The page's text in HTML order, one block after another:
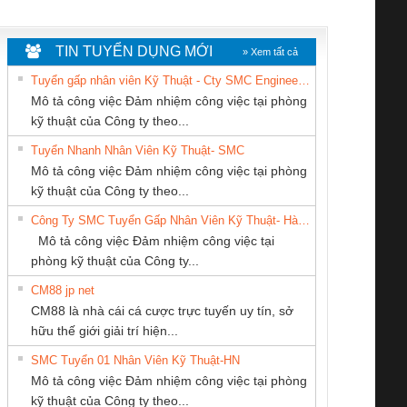
Le An Toàn
Contact
– PSR-
SCP-
FSP/2X1/1X2
sát chuỗi
tấm pin
16I+
(2502520000)
Bộ giám sát chuỗi
tấm pin
TRANSCLINIC 16I+
1K5 L (2433950000)
Bộ giám sát dòng
TRANSCLINIC 16I+
(2008130000)
Bộ chỉnh lưu nguồn
điện TRANSCLINIC
BKE 1K5.4
(7791400879)2. Giá
Nẹp nhôm chống
trơn Đà Nẵng
CÔNG TY TNHH
KINH DOANH
DỊCH VỤ XNK
PHƯƠNG NAM
CÔNG TY CỔ
PHẦN TỰ ĐỘNG
TIẾN HƯNG
CÔNG TY TNHH
THIÊN ÂN VIỆT
NAM
CÔNG TY TNHH
THIẾT BỊ CÔNG
NGHIỆP NIHON
SETSUBI VIỆT
TM-DV DAI DONG
THANH
ĐỘNG TIẾN
TIN TUYỂN DỤNG MỚI » Xem tất cả
Tuyển gấp nhân viên Kỹ Thuật - Cty SMC Engineering
Mô tả công việc Đảm nhiệm công việc tại phòng
kỹ thuật của Công ty theo...
Tuyển Nhanh Nhân Viên Kỹ Thuật- SMC
Mô tả công việc Đảm nhiệm công việc tại phòng
kỹ thuật của Công ty theo...
Công Ty SMC Tuyển Gấp Nhân Viên Kỹ Thuật- Hà Nội
Mô tả công việc Đảm nhiệm công việc tại
phòng kỹ thuật của Công ty...
CM88 jp net
CM88 là nhà cái cá cược trực tuyến uy tín, sở
hữu thế giới giải trí hiện...
SMC Tuyển 01 Nhân Viên Kỹ Thuật-HN
Mô tả công việc Đảm nhiệm công việc tại phòng
kỹ thuật của Công ty theo...